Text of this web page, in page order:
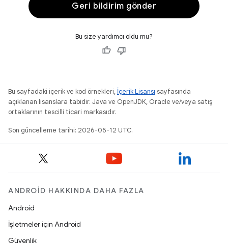
Geri bildirim gönder
Bu size yardımcı oldu mu?
Bu sayfadaki içerik ve kod örnekleri, İçerik Lisansı sayfasında
açıklanan lisanslara tabidir. Java ve OpenJDK, Oracle ve/veya satış
ortaklarının tescilli ticari markasıdır.
Son güncelleme tarihi: 2026-05-12 UTC.
ANDROID HAKKINDA DAHA FAZLA
Android
İşletmeler için Android
Güvenlik